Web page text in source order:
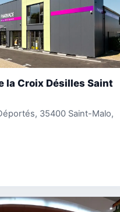
la Croix Désilles Saint
35400 Saint-Malo,